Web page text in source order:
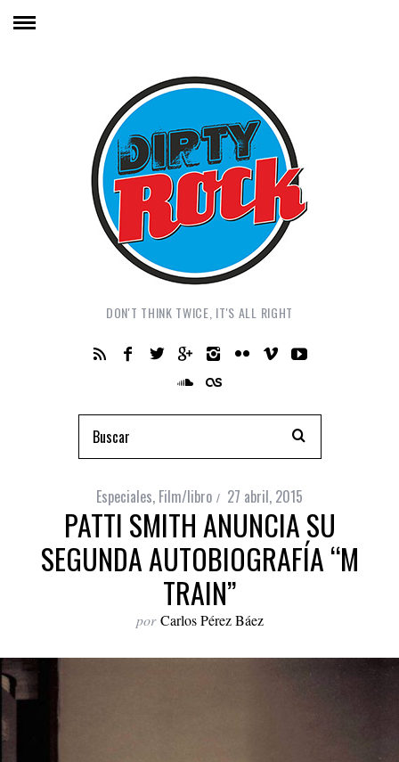
DON'T THINK TWICE, IT'S ALL RIGHT
Especiales, Film/libro 27 abril, 2015
PATTI SMITH ANUNCIA SU
SEGUNDA AUTOBIOGRAFÍA “M
TRAIN”
por Carlos Pérez Báez